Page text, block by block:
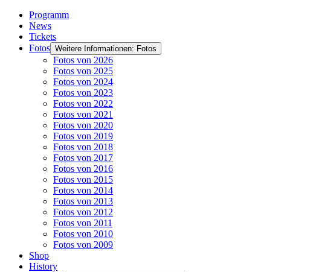
Programm
News
Tickets
Fotos Weitere Informationen: Fotos
Fotos von 2026
Fotos von 2025
Fotos von 2024
Fotos von 2023
Fotos von 2022
Fotos von 2021
Fotos von 2020
Fotos von 2019
Fotos von 2018
Fotos von 2017
Fotos von 2016
Fotos von 2015
Fotos von 2014
Fotos von 2013
Fotos von 2012
Fotos von 2011
Fotos von 2010
Fotos von 2009
Shop
History